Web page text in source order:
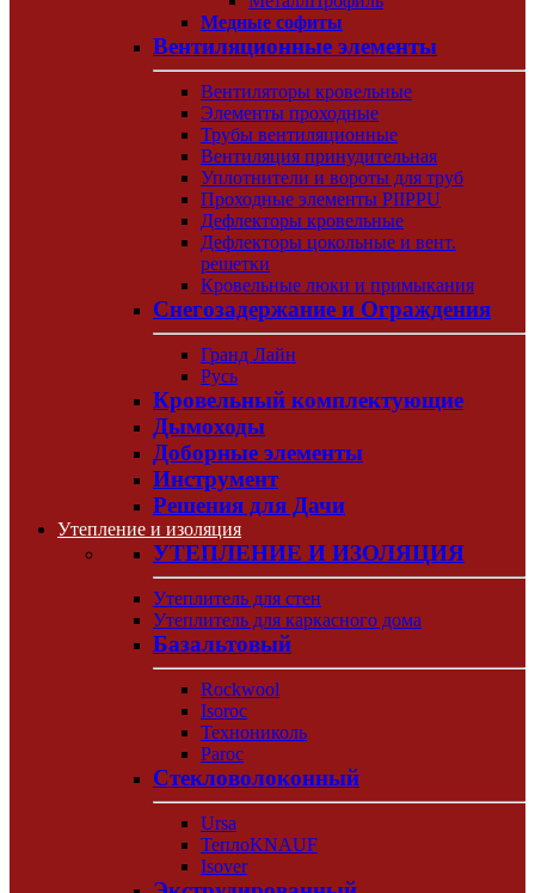
Медные софиты
Вентиляционные элементы
Вентиляторы кровельные
Элементы проходные
Трубы вентиляционные
Вентиляция принудительная
Уплотнители и вороты для труб
Проходные элементы PIIPPU
Дефлекторы кровельные
Дефлекторы цокольные и вент.
решетки
Кровельные люки и примыкания
Снегозадержание и Ограждения
Гранд Лайн
Русь
Кровельный комплектующие
Дымоходы
Доборные элементы
Инструмент
Решения для Дачи
Утепление и изоляция
УТЕПЛЕНИЕ И ИЗОЛЯЦИЯ
Утеплитель для стен
Утеплитель для каркасного дома
Базальтовый
Rockwool
Isoroc
Технониколь
Paroc
Стекловолоконный
Ursa
ТеплоKNAUF
Isover